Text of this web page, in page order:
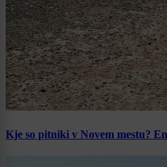
Kje so pitniki v Novem mestu?